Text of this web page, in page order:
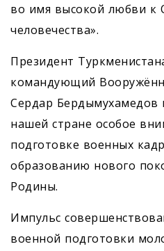
во имя высокой любви к
человечества».
Президент
командующий
Сердар Бердымухамедов
нашей стране особое
подготовке военных
образованию нового
Родины.
Импульс
военной подготовки